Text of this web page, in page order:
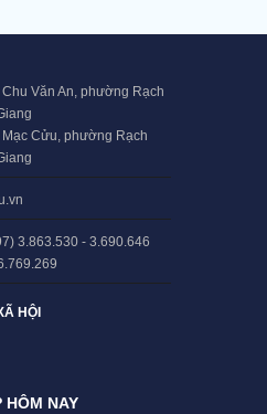
Văn An, phường Rạch
Cửu, phường Rạch
3.863.530 - 3.690.646
HỘI
HÔM NAY